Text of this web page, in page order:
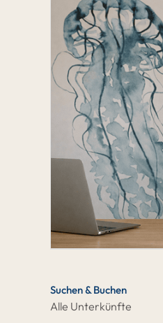
Suchen & Buchen
Alle Unterkünfte